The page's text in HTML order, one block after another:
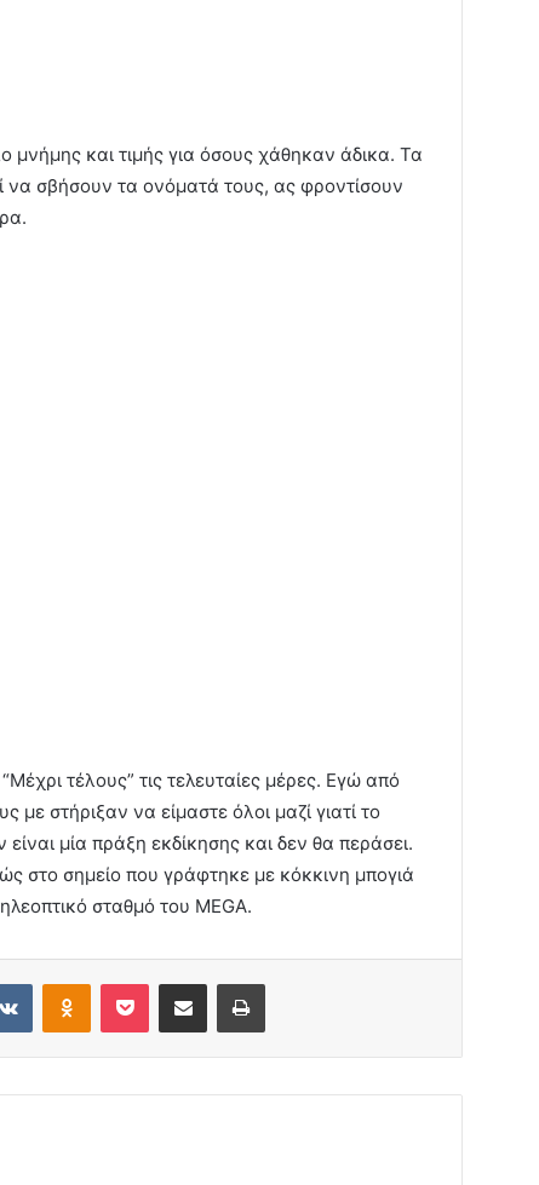
μνήμης και τιμής για όσους χάθηκαν άδικα. Τα
σβήσουν τα ονόματά τους, ας φροντίσουν
τέλους” τις τελευταίες μέρες. Εγώ από
στήριξαν να είμαστε όλοι μαζί γιατί το
μία πράξη εκδίκησης και δεν θα περάσει.
στο σημείο που γράφτηκε με κόκκινη μπογιά
σταθμό του MEGA.
VKontakteOdnoklassniki
Pocket Share via Email Print